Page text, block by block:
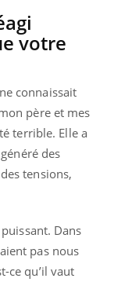
votre
connaissait
père et mes
terrible. Elle a
des
tensions,
Dans
pas nous
ce qu’il vaut